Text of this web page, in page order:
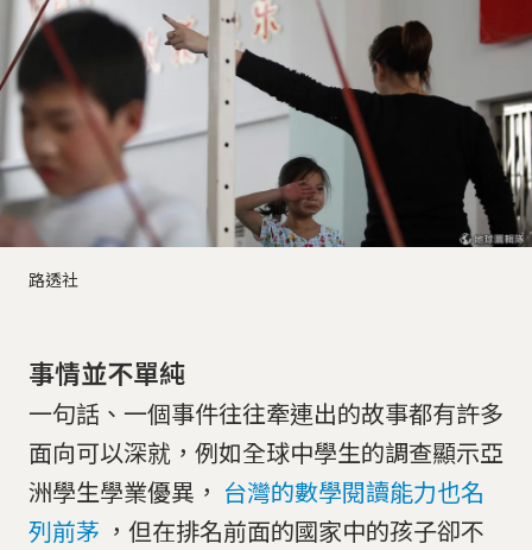
路透社
事情並不單純
一句話、一個事件往往牽連出的故事都有許多
面向可以深就，例如全球中學生的調查顯示亞
洲學生學業優異， 台灣的數學閱讀能力也名
列前茅 ，但在排名前面的國家中的孩子卻不